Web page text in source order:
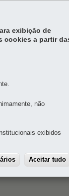
F.
Mutações do
DENUNCIE
exibição de
cookies a partir
não
exibidos
Aceitar tudo